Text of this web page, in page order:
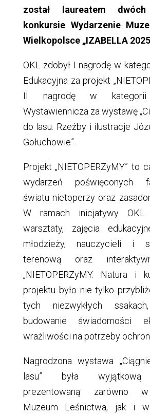
został laureatem
konkursie Wydarzenie
Wielkopolsce „IZABELLA
OKL zdobył I nagrodę w
Edukacyjna za projekt
II nagrodę w kategorii
Wystawiennicza za wystawę
do lasu. Rzeźby i ilustracje
Gołuchowie”.
Projekt „NIETOPERZyMY” to
wydarzeń poświęconych
światu nietoperzy oraz
W ramach inicjatywy OKL
warsztaty, zajęcia
młodzieży, nauczycieli i
terenową oraz
„NIETOPERZyMY. Natura i
projektu było nie tylko
tych niezwykłych
budowanie świadomości
wrażliwości na potrzeby
Nagrodzona wystawa
lasu” była wyjątkową
prezentowaną zarówno
Muzeum Leśnictwa, jak i w